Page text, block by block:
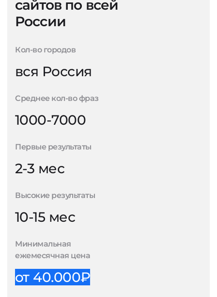
сайтов по всей
России
Кол-во городов
вся Россия
Среднее кол-во фраз
1000-7000
Первые результаты
2-3 мес
Высокие результаты
10-15 мес
Минимальная
ежемесячная цена
от 40.000₽